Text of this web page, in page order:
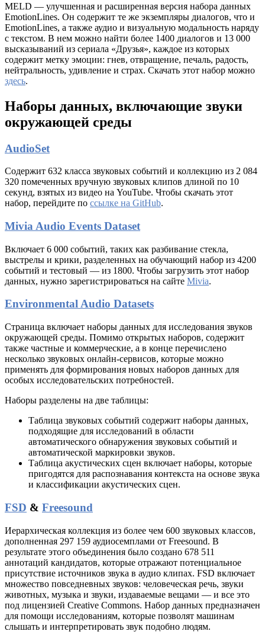
MELD — улучшенная и расширенная версия набора данных
EmotionLines. Он содержит те же экземпляры диалогов, что и
EmotionLines, а также аудио и визуальную модальность наряду
с текстом. В нем можно найти более 1400 диалогов и 13 000
высказываний из сериала «Друзья», каждое из которых
содержит метку эмоции: гнев, отвращение, печаль, радость,
нейтральность, удивление и страх. Скачать этот набор можно
здесь.
Наборы данных, включающие звуки
окружающей среды
AudioSet
Содержит 632 класса звуковых событий и коллекцию из 2 084
320 помеченных вручную звуковых клипов длиной по 10
секунд, взятых из видео на YouTube. Чтобы скачать этот
набор, перейдите по ссылке на GitHub.
Mivia Audio Events Dataset
Включает 6 000 событий, таких как разбивание стекла,
выстрелы и крики, разделенных на обучающий набор из 4200
событий и тестовый — из 1800. Чтобы загрузить этот набор
данных, нужно зарегистрироваться на сайте Mivia.
Environmental Audio Datasets
Страница включает наборы данных для исследования звуков
окружающей среды. Помимо открытых наборов, содержит
также частные и коммерческие, а в конце перечислено
несколько звуковых онлайн-сервисов, которые можно
применять для формирования новых наборов данных для
особых исследовательских потребностей.
Наборы разделены на две таблицы:
Таблица звуковых событий содержит наборы данных,
подходящие для исследований в области
автоматического обнаружения звуковых событий и
автоматической маркировки звуков.
Таблица акустических сцен включает наборы, которые
пригодятся для распознавания контекста на основе звука
и классификации акустических сцен.
FSD & Freesound
Иерархическая коллекция из более чем 600 звуковых классов,
дополненная 297 159 аудиосемплами от Freesound. В
результате этого объединения было создано 678 511
аннотаций кандидатов, которые отражают потенциальное
присутствие источников звука в аудио клипах. FSD включает
множество повседневных звуков: человеческая речь, звуки
животных, музыка и звуки, издаваемые вещами — и все это
под лицензией Creative Commons. Набор данных предназначен
для помощи исследованиям, которые позволят машинам
слышать и интерпретировать звук подобно людям.